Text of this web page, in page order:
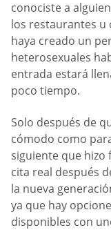
conociste a
los restaurantes u
haya creado un
heterosexuales
entrada estará
poco tiempo.
Solo después de
cómodo como
siguiente que hizo
cita real después
la nueva
ya que hay
disponibles con